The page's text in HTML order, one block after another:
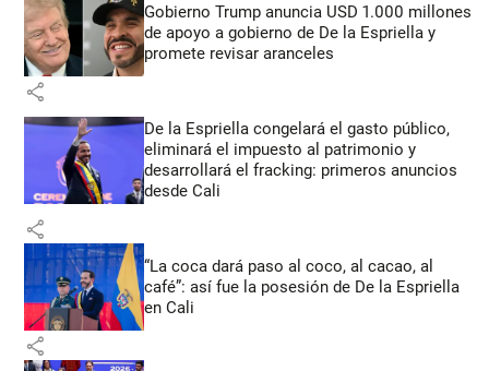
Gobierno Trump anuncia USD 1.000 millones
de apoyo a gobierno de De la Espriella y
promete revisar aranceles
share
De la Espriella congelará el gasto público,
eliminará el impuesto al patrimonio y
desarrollará el fracking: primeros anuncios
desde Cali
share
“La coca dará paso al coco, al cacao, al
café”: así fue la posesión de De la Espriella
en Cali
share